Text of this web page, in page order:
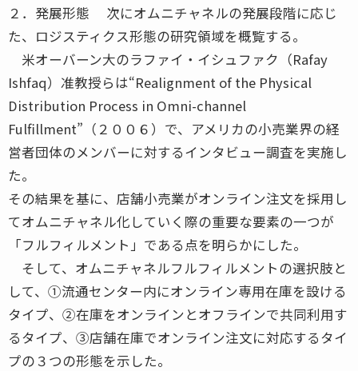
２．発展形態 次にオムニチャネルの発展段階に応じ
た、ロジスティクス形態の研究領域を概覧する。
米オーバーン大のラファイ・イシュファク（Rafay
Ishfaq）准教授らは“Realignment of the Physical
Distribution Process in Omni-channel
Fulfillment”（２００６）で、アメリカの小売業界の経
営者団体のメンバーに対するインタビュー調査を実施し
た。
その結果を基に、店舗小売業がオンライン注文を採用し
てオムニチャネル化していく際の重要な要素の一つが
「フルフィルメント」である点を明らかにした。
そして、オムニチャネルフルフィルメントの選択肢と
して、①流通センター内にオンライン専用在庫を設ける
タイプ、②在庫をオンラインとオフラインで共同利用す
るタイプ、③店舗在庫でオンライン注文に対応するタイ
プの３つの形態を示した。